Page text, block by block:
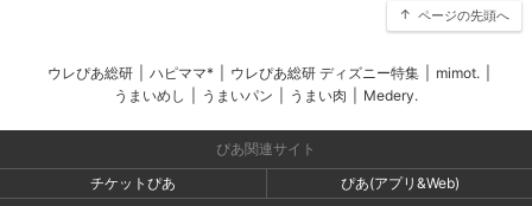
ページの先頭へ
ウレぴあ総研 ハピママ* ウレぴあ総研 ディズニー特集 mimot.
うまいめし
うまいパン うまい肉 Medery.
ぴあ関連サイト
チケットぴあ
ぴあ(アプリ&Web)